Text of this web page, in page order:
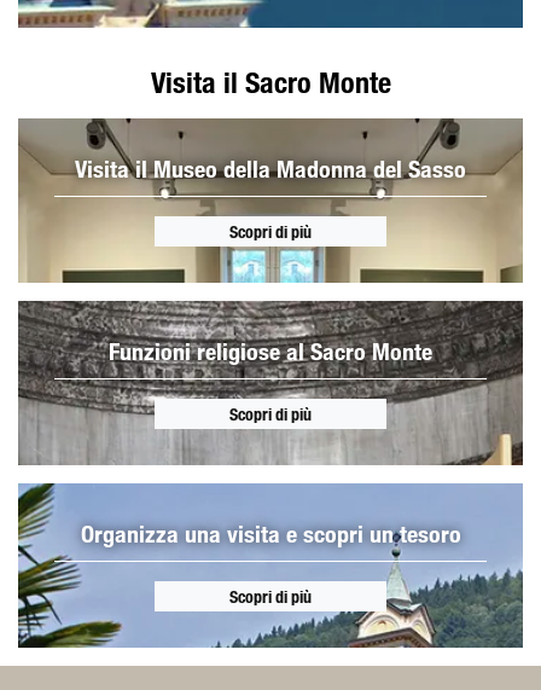
Visita il Sacro Monte
Visita il Museo della Madonna del Sasso
Scopri di più
Funzioni religiose al Sacro Monte
Scopri di più
Organizza una visita e scopri un tesoro
Scopri di più